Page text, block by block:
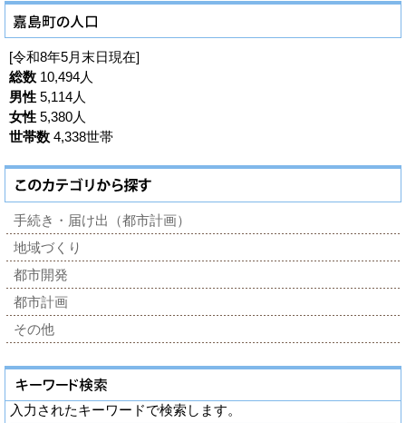
[令和8年5月末日現在]
総数 10,494人
男性 5,114人
女性 5,380人
世帯数 4,338世帯
手続き・届け出（都市計画）
地域づくり
都市開発
都市計画
その他
入力されたキーワードで検索します。